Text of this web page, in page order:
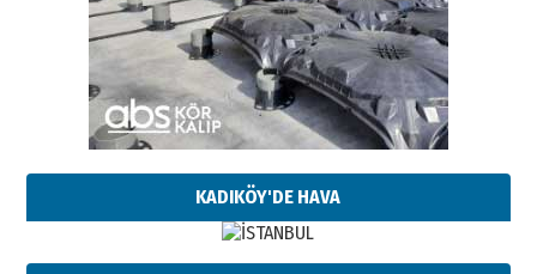
KADIKÖY'DE HAVA